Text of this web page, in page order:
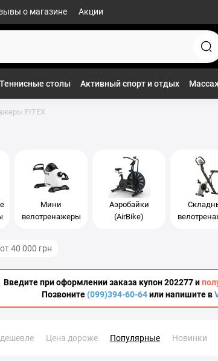
о магазине Акции
Теннисные столы Активный спорт и отдых
FITEX
Мини
велотренажеры
Аэробайки
(AirBike)
от 40 000 грн
Введите при оформлении заказа купон 202277 и
Позвоните(099)394-60-64или напишите в
Цена дороже Популярные Новинки